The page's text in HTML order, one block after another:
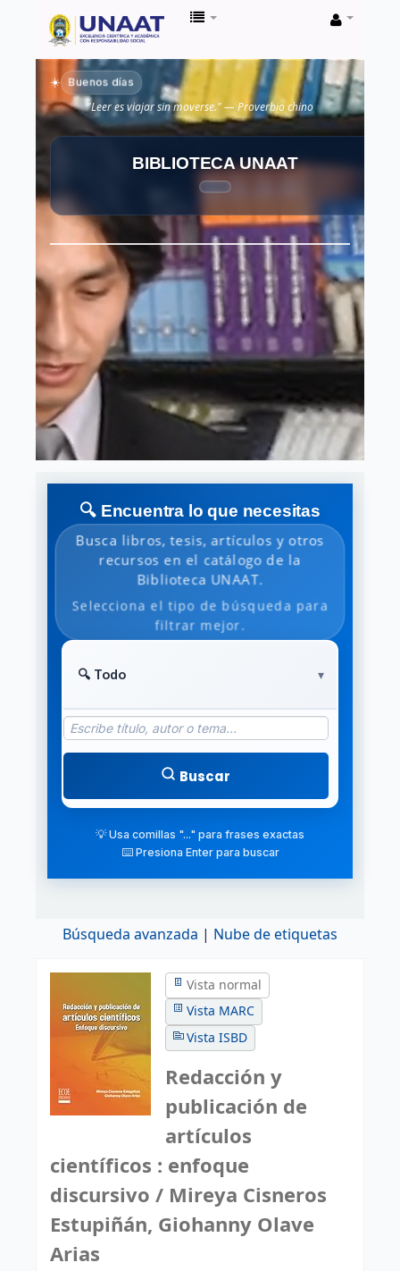
Biblioteca
Unaat
☀️ Buenos días
"Leer es viajar sin moverse." — Proverbio chino
BIBLIOTECA UNAAT
🔍 Encuentra lo que necesitas
Busca libros, tesis, artículos y otros
recursos en el catálogo de la
Biblioteca UNAAT.
Selecciona el tipo de búsqueda para
filtrar mejor.
Buscar
💡 Usa comillas "..." para frases exactas
⌨️ Presiona Enter para buscar
Búsqueda avanzada Nube de etiquetas
Vista normal
Vista MARC
Vista ISBD
Redacción y
publicación de
artículos
científicos : enfoque
discursivo / Mireya Cisneros
Estupiñán, Giohanny Olave
Arias